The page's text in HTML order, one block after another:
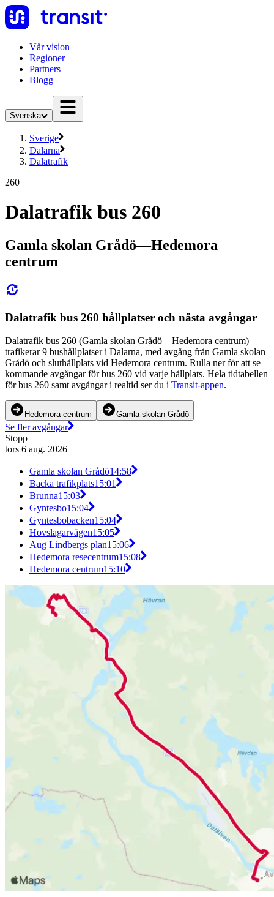
Vår vision
Regioner
Partners
Blogg
Svenska
Sverige
Dalarna
Dalatrafik
260
Dalatrafik bus 260
Gamla skolan Grådö—Hedemora
centrum
Dalatrafik bus 260 hållplatser och nästa avgångar
Dalatrafik bus 260 (Gamla skolan Grådö—Hedemora centrum)
trafikerar 9 bushållplatser i Dalarna, med avgång från Gamla skolan
Grådö och sluthållplats vid Hedemora centrum. Rulla ner för att se
kommande avgångar för bus 260 vid varje hållplats. Hela tidtabellen
för bus 260 samt avgångar i realtid ser du i Transit-appen.
Hedemora centrum Gamla skolan Grådö
Se fler avgångar
Stopp
tors 6 aug. 2026
Gamla skolan Grådö14:58
Backa trafikplats15:01
Brunna15:03
Gyntesbo15:04
Gyntesbobacken15:04
Hovslagarvägen15:05
Aug Lindbergs plan15:06
Hedemora resecentrum15:08
Hedemora centrum15:10